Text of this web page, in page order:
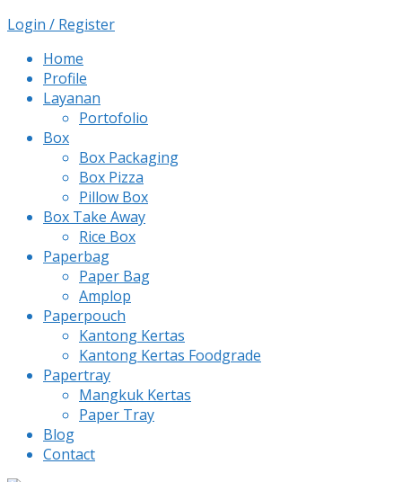
Login / Register
Home
Profile
Layanan
Portofolio
Box
Box Packaging
Box Pizza
Pillow Box
Box Take Away
Rice Box
Paperbag
Paper Bag
Amplop
Paperpouch
Kantong Kertas
Kantong Kertas Foodgrade
Papertray
Mangkuk Kertas
Paper Tray
Blog
Contact